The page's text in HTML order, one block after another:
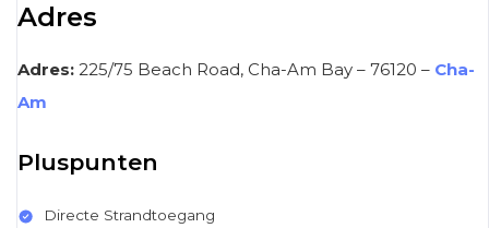
Adres
Adres: 225/75 Beach Road, Cha-Am Bay – 76120 – Cha-
Am
Pluspunten
Directe Strandtoegang